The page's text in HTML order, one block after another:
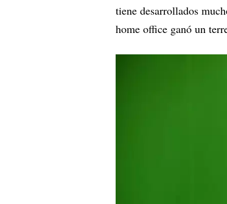
tiene desarrollados
home office ganó un